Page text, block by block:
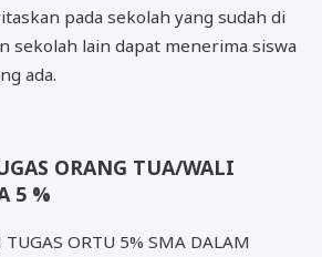
pada sekolah yang sudah di
sekolah lain dapat menerima siswa
ada.
ORANG TUA/WALI
5 %
TUGAS ORTU 5% SMA DALAM